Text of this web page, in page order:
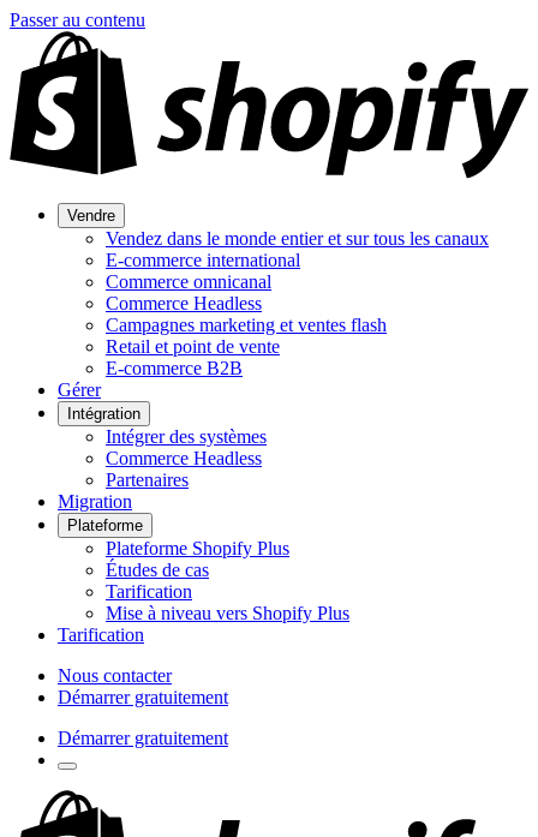
Passer au contenu
Vendre
Vendez dans le monde entier et sur tous les canaux
E-commerce international
Commerce omnicanal
Commerce Headless
Campagnes marketing et ventes flash
Retail et point de vente
E-commerce B2B
Gérer
Intégration
Intégrer des systèmes
Commerce Headless
Partenaires
Migration
Plateforme
Plateforme Shopify Plus
Études de cas
Tarification
Mise à niveau vers Shopify Plus
Tarification
Nous contacter
Démarrer gratuitement
Démarrer gratuitement